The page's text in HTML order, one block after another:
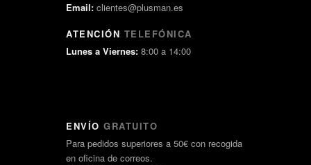
Email: clientes@plusman.es
ATENCIÓN TELEFÓNICA
Lunes a Viernes: 8:00 a 14:00
ENVÍO GRATUITO
Para pedidos superiores a 50€ con recogida
en oficina de correos.